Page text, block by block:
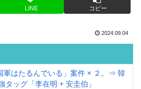
LINE コピー
2024.09.04
軍はたるんでいる」案件 × ２。⇒ 韓
タッグ「李在明 + 安圭伯」